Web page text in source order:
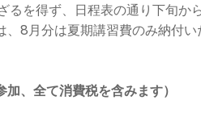
るを得ず、日程表の通り下旬か
、8月分は夏期講習費のみ納付
、全て消費税を含みます）